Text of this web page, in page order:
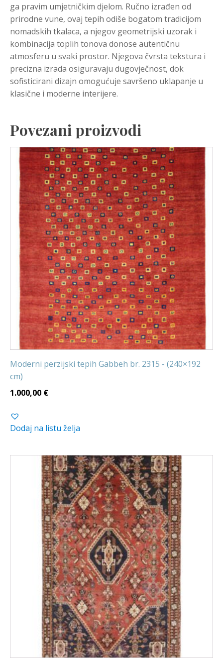
ga pravim umjetničkim djelom. Ručno izrađen od
prirodne vune, ovaj tepih odiše bogatom tradicijom
nomadskih tkalaca, a njegov geometrijski uzorak i
kombinacija toplih tonova donose autentičnu
atmosferu u svaki prostor. Njegova čvrsta tekstura i
precizna izrada osiguravaju dugovječnost, dok
sofisticirani dizajn omogućuje savršeno uklapanje u
klasične i moderne interijere.
Povezani proizvodi
Moderni perzijski tepih Gabbeh br. 2315 - (240×192
cm)
1.000,00 €
Dodaj na listu želja